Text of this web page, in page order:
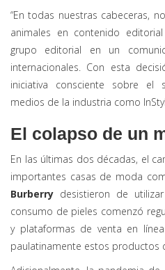
“En todas nuestras cabeceras,
animales en contenido
grupo editorial en un
internacionales. Con esta
iniciativa consciente sobre el
medios de la industria como
El colapso de un
En las últimas dos décadas, el
importantes casas de moda
Burberry desistieron de
consumo de pieles comenzó
y plataformas de venta en
paulatinamente estos productos